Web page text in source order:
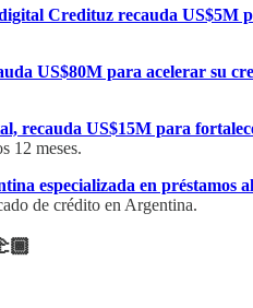
Credituz recauda US$5M
US$80M para acelerar su
recauda US$15M para
12 meses.
especializada en préstamos
de crédito en Argentina.